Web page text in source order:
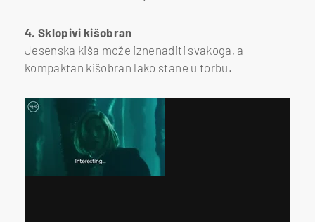
4. Sklopivi kišobran
Jesenska kiša može iznenaditi svakoga, a
kompaktan kišobran lako stane u torbu.